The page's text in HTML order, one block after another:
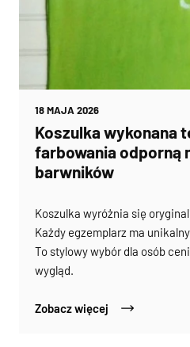
18 MAJA 2026
Koszulka wykonana
farbowania odporną
barwników
Koszulka wyróżnia się
Każdy egzemplarz ma
To stylowy wybór dla osób
wygląd.
Zobacz więcej